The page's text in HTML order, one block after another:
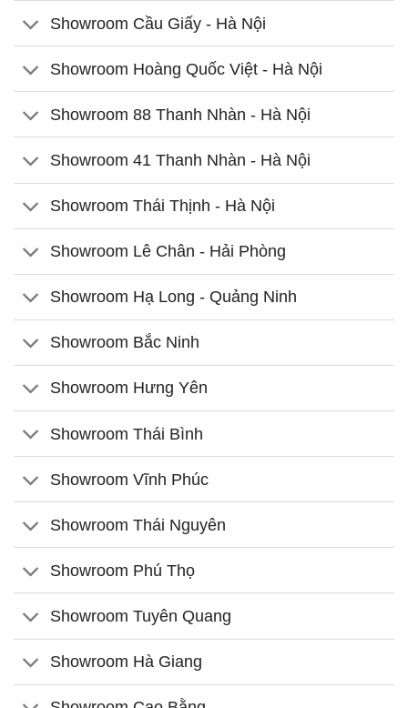
Showroom Cầu Giấy - Hà Nội
Showroom Hoàng Quốc Việt - Hà Nội
Showroom 88 Thanh Nhàn - Hà Nội
Showroom 41 Thanh Nhàn - Hà Nội
Showroom Thái Thịnh - Hà Nội
Showroom Lê Chân - Hải Phòng
Showroom Hạ Long - Quảng Ninh
Showroom Bắc Ninh
Showroom Hưng Yên
Showroom Thái Bình
Showroom Vĩnh Phúc
Showroom Thái Nguyên
Showroom Phú Thọ
Showroom Tuyên Quang
Showroom Hà Giang